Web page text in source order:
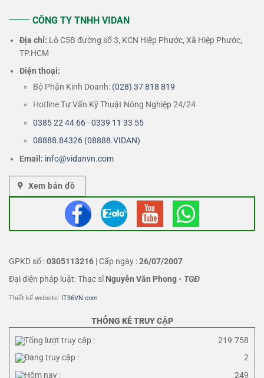
CÔNG TY TNHH VIDAN
Địa chỉ: Lô C5B đường số 3, KCN Hiệp Phước, Xã Hiệp Phước,
TP.HCM
Điện thoại:
Bộ Phận Kinh Doanh: (028) 37 818 819
Hotline Tư Vấn Kỹ Thuật Nông Nghiệp 24/24
0385 22 44 66 - 0339 11 33 55
08888.84326 (08888.VIDAN)
Email: info@vidanvn.com
Xem bản đồ
GPKD số :0305113216 | Cấp ngày :26/07/2007
Đại diện pháp luật: Thạc sĩNguyễn Văn Phong- TGĐ
Thiết kế website: IT36VN.com
THỐNG KÊ TRUY CẬP
Tổng lượt truy cập :
219.758
Đang truy cập :
2
Hôm nay :
249